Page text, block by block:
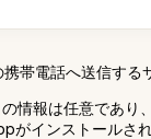
電話へ送信する
報は任意であ
インストールさ